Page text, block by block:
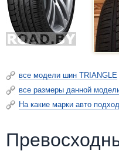
все модели шин TRIANGLE
все размеры данной
На какие марки авто